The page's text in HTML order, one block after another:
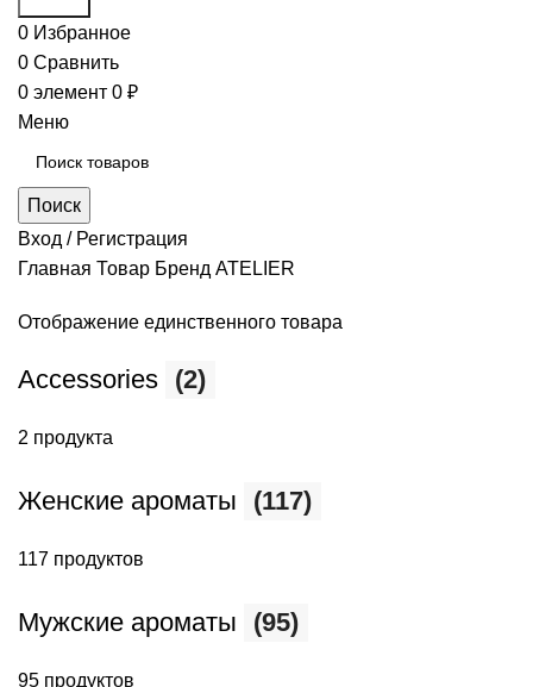
0 Избранное
0 Сравнить
0 элемент 0 ₽
Меню
Поиск
Вход / Регистрация
Главная Товар Бренд ATELIER
Отображение единственного товара
Accessories (2)
2 продукта
Женские ароматы (117)
117 продуктов
Мужские ароматы (95)
95 продуктов